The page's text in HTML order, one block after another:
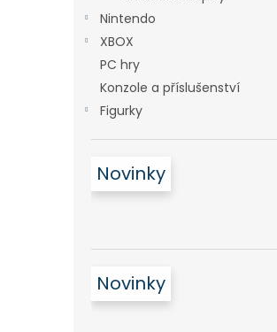
Nintendo
XBOX
PC hry
Konzole a příslušenství
Figurky
Novinky
Novinky